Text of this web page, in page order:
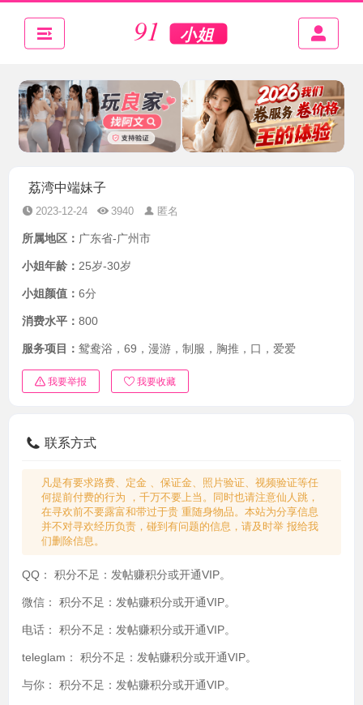
荔湾中端妹子
2023-12-24 3940 匿名
所属地区： 广东省-广州市
小姐年龄： 25岁-30岁
小姐颜值： 6分
消费水平： 800
服务项目： 鸳鸯浴，69，漫游，制服，胸推，口，爱爱
我要举报 我要收藏
联系方式
凡是有要求路费、定金 、保证金、照片验证、视频验证等任
何提前付费的行为 ，千万不要上当。同时也请注意仙人跳，
在寻欢前不要露富和带过于贵 重随身物品。本站为分享信息
并不对寻欢经历负责，碰到有问题的信息，请及时举 报给我
们删除信息。
QQ： 积分不足：发帖赚积分或开通VIP。
微信： 积分不足：发帖赚积分或开通VIP。
电话： 积分不足：发帖赚积分或开通VIP。
teleglam： 积分不足：发帖赚积分或开通VIP。
与你： 积分不足：发帖赚积分或开通VIP。